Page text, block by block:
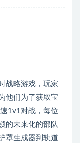
战略游戏，玩家
他们为了获取宝
1v1对战，每位
的未来化的部队
罩生成器到轨道